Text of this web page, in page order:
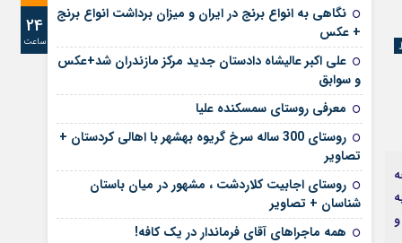
مرا به خاطر بسپار
24
ساعت
نگاهی به انواع برنج در ایران و میزان برداشت انواع برنج
+ عکس
علی‌ اکبر عالیشاه دادستان جدید مرکز مازندران شد+عکس
و سوابق
معرفی روستای سمسکنده علیا
روستای 300 ساله سرخ ‌گریوه بهشهر با اهالی کردستان +
تصاویر
روستای اجابیت کلاردشت ، مشهور در میان باستان
شناسان + تصاویر
همه ماجراهای آقای فرماندار در یک کافه!